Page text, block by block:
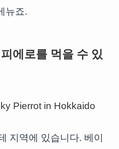
뉴죠.
에로를 먹을 수 있
지역에 있습니다. 베이